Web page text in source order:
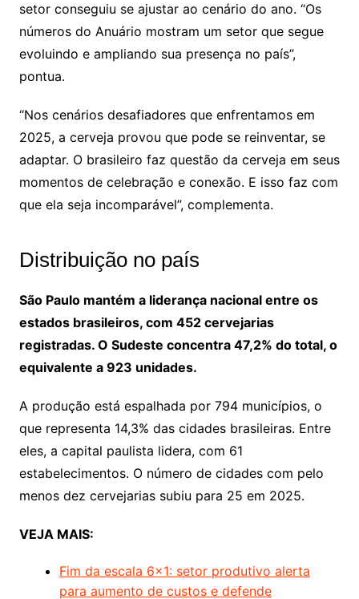
setor conseguiu se ajustar ao cenário do ano. “Os
números do Anuário mostram um setor que segue
evoluindo e ampliando sua presença no país”,
pontua.
“Nos cenários desafiadores que enfrentamos em
2025, a cerveja provou que pode se reinventar, se
adaptar. O brasileiro faz questão da cerveja em seus
momentos de celebração e conexão. E isso faz com
que ela seja incomparável”, complementa.
Distribuição no país
São Paulo mantém a liderança nacional entre os
estados brasileiros, com 452 cervejarias
registradas. O Sudeste concentra 47,2% do total, o
equivalente a 923 unidades.
A produção está espalhada por 794 municípios, o
que representa 14,3% das cidades brasileiras. Entre
eles, a capital paulista lidera, com 61
estabelecimentos. O número de cidades com pelo
menos dez cervejarias subiu para 25 em 2025.
VEJA MAIS:
Fim da escala 6×1: setor produtivo alerta
para aumento de custos e defende